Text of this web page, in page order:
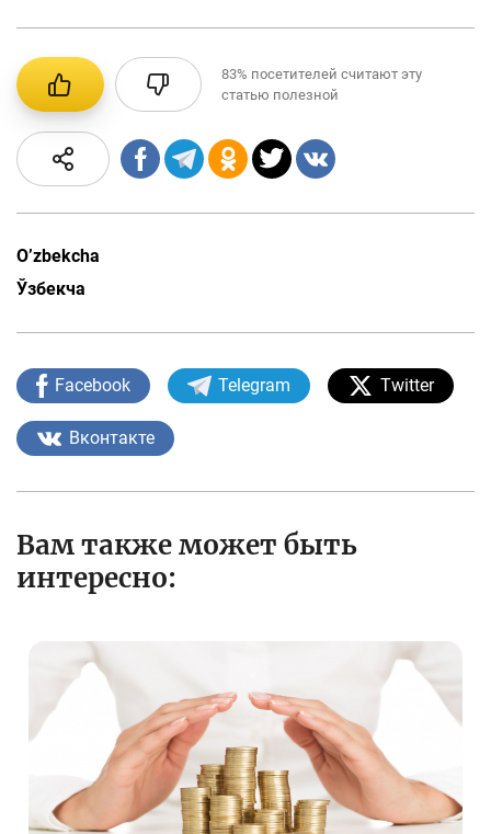
83% посетителей считают эту
статью полезной
O’zbekcha
Ўзбекча
Facebook Telegram Twitter
Вконтакте
Вам также может быть
интересно: